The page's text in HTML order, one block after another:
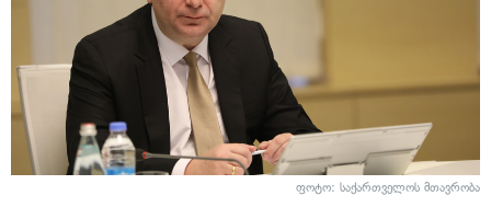
ფოტო: საქართველოს მთავრობა